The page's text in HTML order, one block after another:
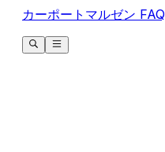
カーポートマルゼン FAQ